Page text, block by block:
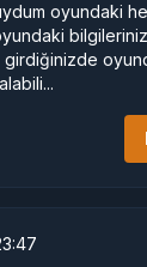
oyundaki